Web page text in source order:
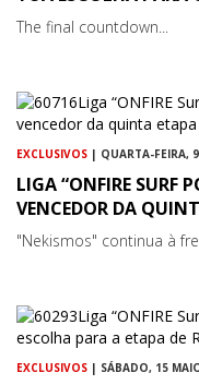
The final countdown...
EXCLUSIVOS | QUARTA-FEIRA,
LIGA “ONFIRE SURF
VENCEDOR DA
"Nekismos" continua à
EXCLUSIVOS | SÁBADO, 15